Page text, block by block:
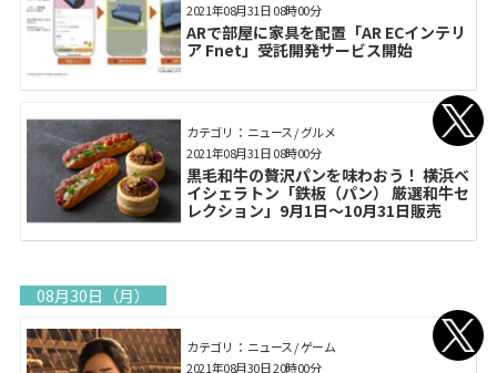
ARで部屋に家具を配置「AR ECインテリ
ア Fnet」受託開発サービス開始
2021年08月31日 08時00分
カテゴリ： ニュース / グルメ
黒毛和牛の贅沢パンを味わおう！ 横浜ベ
イシェラトン「鉄板（パン） 厳選和牛セ
レクション」9月1日〜10月31日販売
2021年08月31日 08時00分
08月30日（月）
カテゴリ： ニュース / ゲーム
2021年08月30日 20時00分